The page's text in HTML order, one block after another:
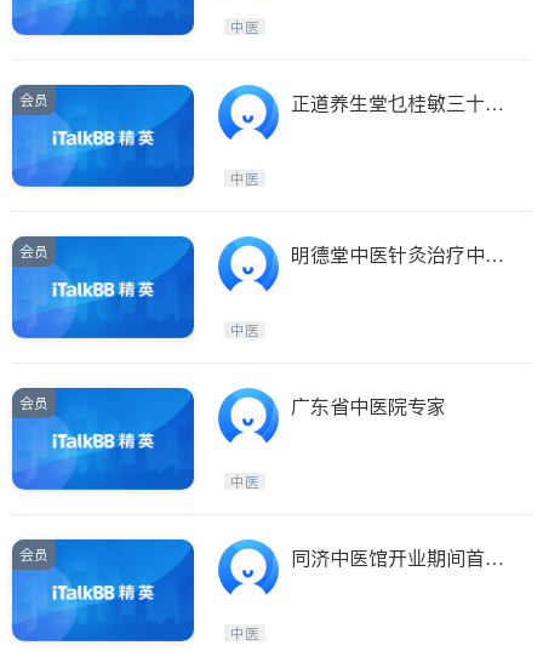
中医
会员
正道养生堂乜桂敏三十年
中医
会员
明德堂中医针灸治疗中心
中医
会员 广东省中医院专家
中医
会员
同济中医馆开业期间首次
中医